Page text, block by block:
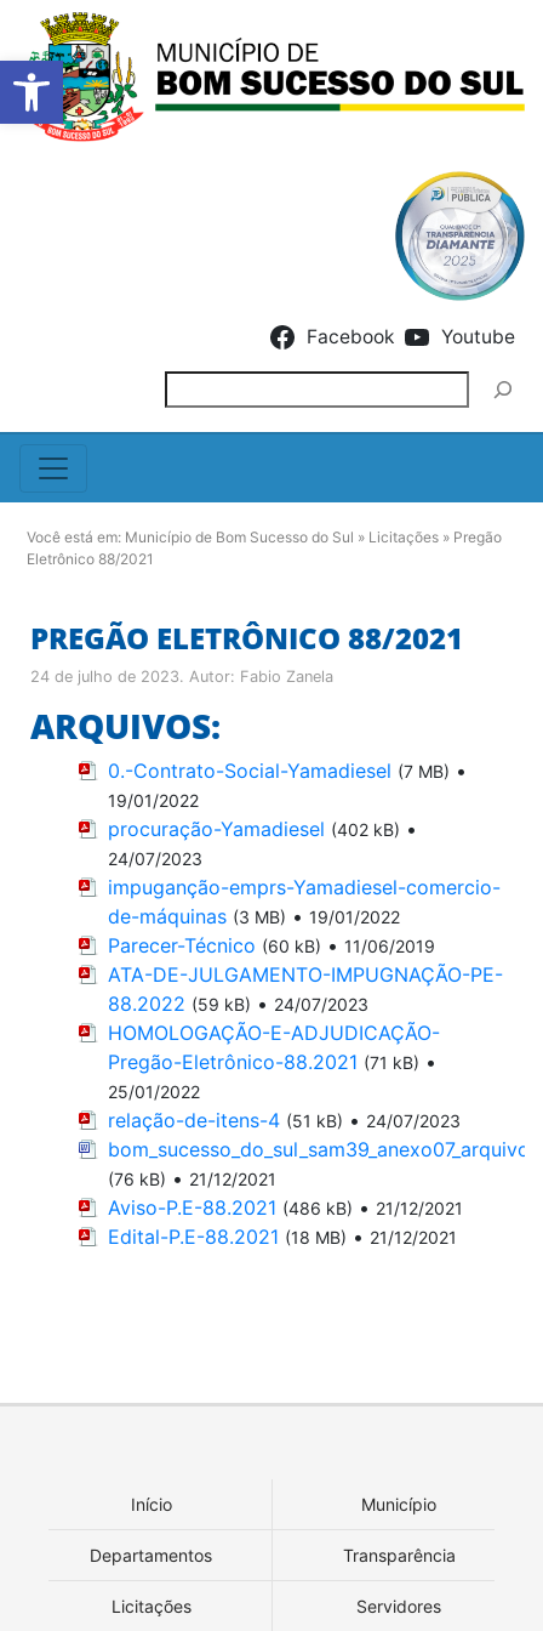
Barra de Ferramentas
Facebook Youtube
Você está em: Município de Bom Sucesso do Sul » Licitações » Pregão
Eletrônico 88/2021
PREGÃO ELETRÔNICO 88/2021
24 de julho de 2023. Autor: Fabio Zanela
ARQUIVOS:
0.-Contrato-Social-Yamadiesel (7 MB) •
19/01/2022
procuração-Yamadiesel (402 kB) •
24/07/2023
impuganção-emprs-Yamadiesel-comercio-
de-máquinas (3 MB) • 19/01/2022
Parecer-Técnico (60 kB) • 11/06/2019
ATA-DE-JULGAMENTO-IMPUGNAÇÃO-PE-
88.2022 (59 kB) • 24/07/2023
HOMOLOGAÇÃO-E-ADJUDICAÇÃO-
Pregão-Eletrônico-88.2021 (71 kB) •
25/01/2022
relação-de-itens-4 (51 kB) • 24/07/2023
(76 kB) • 21/12/2021
Aviso-P.E-88.2021 (486 kB) • 21/12/2021
Edital-P.E-88.2021 (18 MB) • 21/12/2021
Início Município
Departamentos Transparência
Licitações Servidores